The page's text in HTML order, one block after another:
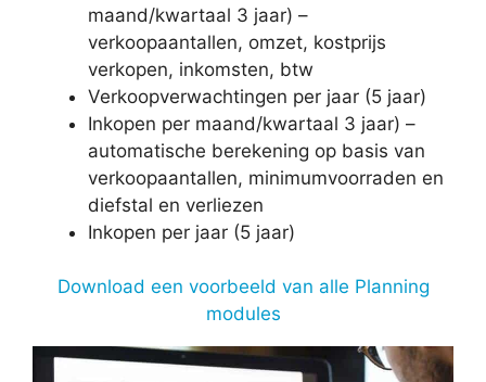
maand/kwartaal 3 jaar) –
verkoopaantallen, omzet, kostprijs
verkopen, inkomsten, btw
Verkoopverwachtingen per jaar (5 jaar)
Inkopen per maand/kwartaal 3 jaar) –
automatische berekening op basis van
verkoopaantallen, minimumvoorraden en
diefstal en verliezen
Inkopen per jaar (5 jaar)
Download een voorbeeld van alle Planning
modules